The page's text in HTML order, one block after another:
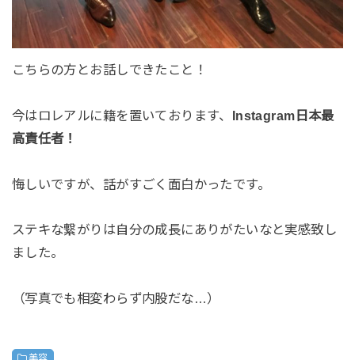
こちらの方とお話しできたこと！
今はロレアルに籍を置いております、 Instagram日本最
高責任者！
悔しいですが、話がすごく面白かったです。
ステキな繋がりは自分の成長にありがたいなと実感致し
ました。
（写真でも相変わらず内股だな…）